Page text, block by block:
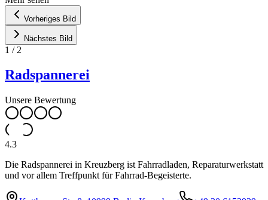
Vorheriges Bild
Nächstes Bild
1 / 2
Radspannerei
Unsere Bewertung
4.3
Die Radspannerei in Kreuzberg ist Fahrradladen, Reparaturwerkstatt
und vor allem Treffpunkt für Fahrrad-Begeisterte.